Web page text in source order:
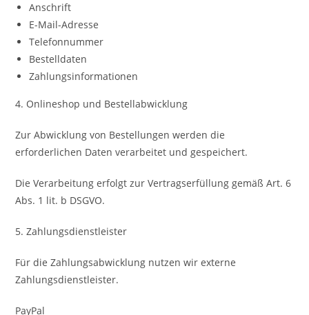
Anschrift
E-Mail-Adresse
Telefonnummer
Bestelldaten
Zahlungsinformationen
4. Onlineshop und Bestellabwicklung
Zur Abwicklung von Bestellungen werden die
erforderlichen Daten verarbeitet und gespeichert.
Die Verarbeitung erfolgt zur Vertragserfüllung gemäß Art. 6
Abs. 1 lit. b DSGVO.
5. Zahlungsdienstleister
Für die Zahlungsabwicklung nutzen wir externe
Zahlungsdienstleister.
PayPal